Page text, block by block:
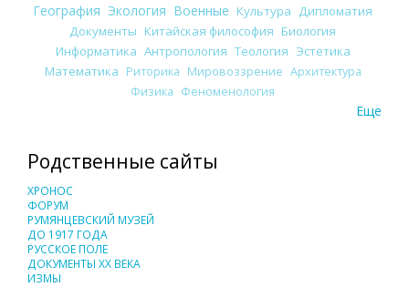
География Экология Военные Культура
Дипломатия
Документы Китайская философия Биология
Информатика Антропология Теология Эстетика
Математика Риторика Мировоззрение Архитектура
Физика Феноменология
Еще
Родственные сайты
ХРОНОС
ФОРУМ
РУМЯНЦЕВСКИЙ МУЗЕЙ
ДО 1917 ГОДА
РУССКОЕ ПОЛЕ
ДОКУМЕНТЫ XX ВЕКА
ИЗМЫ